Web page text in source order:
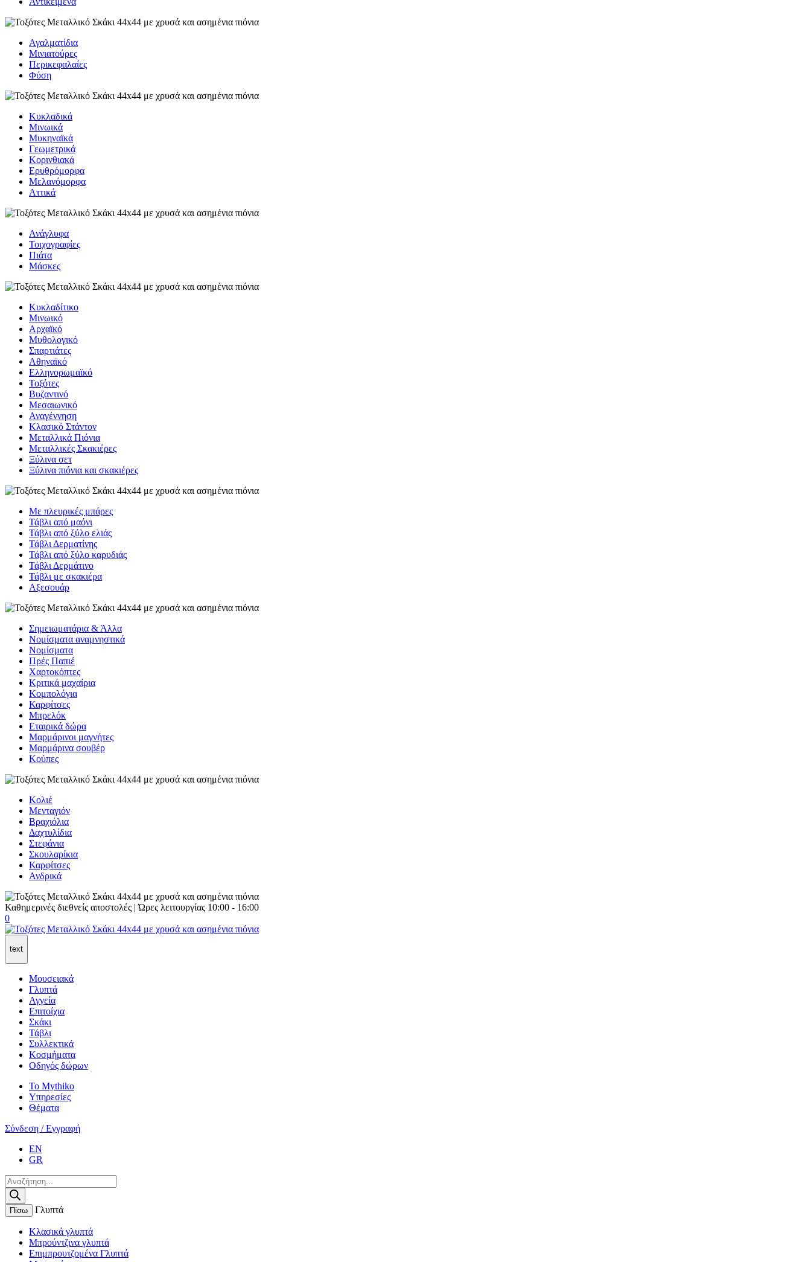
Αγαλματίδια
Μινιατούρες
Περικεφαλαίες
Φύση
Κυκλαδικά
Μινωικά
Μυκηναϊκά
Γεωμετρικά
Κορινθιακά
Ερυθρόμορφα
Μελανόμορφα
Αττικά
Ανάγλυφα
Τοιχογραφίες
Πιάτα
Μάσκες
Κυκλαδίτικο
Μινωικό
Αρχαϊκό
Μυθολογικό
Σπαρτιάτες
Αθηναϊκό
Ελληνορωμαϊκό
Τοξότες
Βυζαντινό
Μεσαιωνικό
Αναγέννηση
Κλασικό Στάντον
Μεταλλικά Πιόνια
Μεταλλικές Σκακιέρες
Ξύλινα σετ
Ξύλινα πιόνια και σκακιέρες
Με πλευρικές μπάρες
Τάβλι από μαόνι
Τάβλι από ξύλο ελιάς
Τάβλι Δερματίνης
Τάβλι από ξύλο καρυδιάς
Τάβλι Δερμάτινο
Τάβλι με σκακιέρα
Αξεσουάρ
Σημειωματάρια & Άλλα
Νομίσματα αναμνηστικά
Νομίσματα
Πρές Παπιέ
Χαρτοκόπτες
Κριτικά μαχαίρια
Κομπολόγια
Καρφίτσες
Μπρελόκ
Εταιρικά δώρα
Μαρμάρινοι μαγνήτες
Μαρμάρινα σουβέρ
Κούπες
Κολιέ
Μενταγιόν
Βραχιόλια
Δαχτυλίδια
Στεφάνια
Σκουλαρίκια
Καρφίτσες
Ανδρικά
Καθημερινές διεθνείς αποστολές | Ώρες λειτουργίας 10:00 - 16:00
0
text
Μουσειακά
Γλυπτά
Αγγεία
Επιτοίχια
Σκάκι
Τάβλι
Συλλεκτικά
Κοσμήματα
Οδηγός δώρων
Το Mythiko
Υπηρεσίες
Θέματα
Σύνδεση / Εγγραφή
EN
GR
Products
search
Πίσω Γλυπτά
Κλασικά γλυπτά
Μπρούντζινα γλυπτά
Επιμπρουτζομένα Γλυπτά